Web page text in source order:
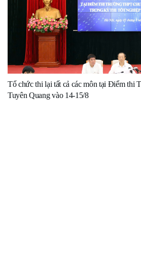
Tổ chức thi lại tất cả các môn tại Điểm thi
Tuyên Quang vào 14-15/8